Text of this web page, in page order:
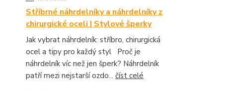
Stříbrné náhrdelníky a náhrdelníky z
chirurgické oceli | Stylové šperky
Jak vybrat náhrdelník: stříbro, chirurgická
ocel a tipy pro každý styl Proč je
náhrdelník víc než jen šperk? Náhrdelník
patří mezi nejstarší ozdo... číst celé